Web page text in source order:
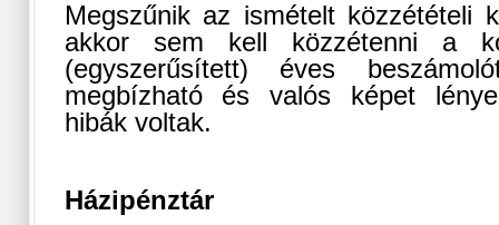
Megszűnik az ismételt közzétételi
akkor sem kell közzétenni a
(egyszerűsített) éves
megbízható és valós képet
hibák voltak.
Házipénztár